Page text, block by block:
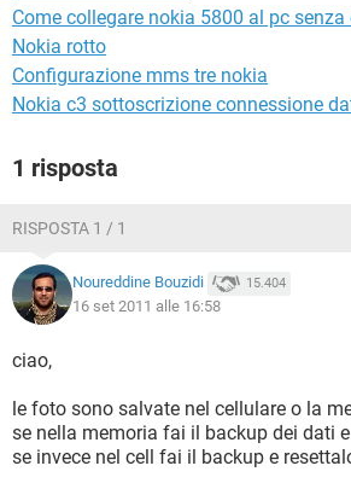
Come collegare nokia 5800 al pc senza
Nokia rotto
Configurazione mms tre nokia
Nokia c3 sottoscrizione connessione
1 risposta
RISPOSTA 1 / 1
Noureddine Bouzidi 15.404
16 set 2011 alle 16:58
ciao,
le foto sono salvate nel cellulare o la
se nella memoria fai il backup dei dati
se invece nel cell fai il backup e